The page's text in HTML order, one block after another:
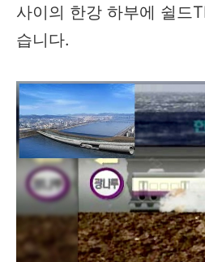
사이의 한강 하부에 쉴드
습니다.